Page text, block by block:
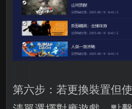
第六步：若更換裝置但